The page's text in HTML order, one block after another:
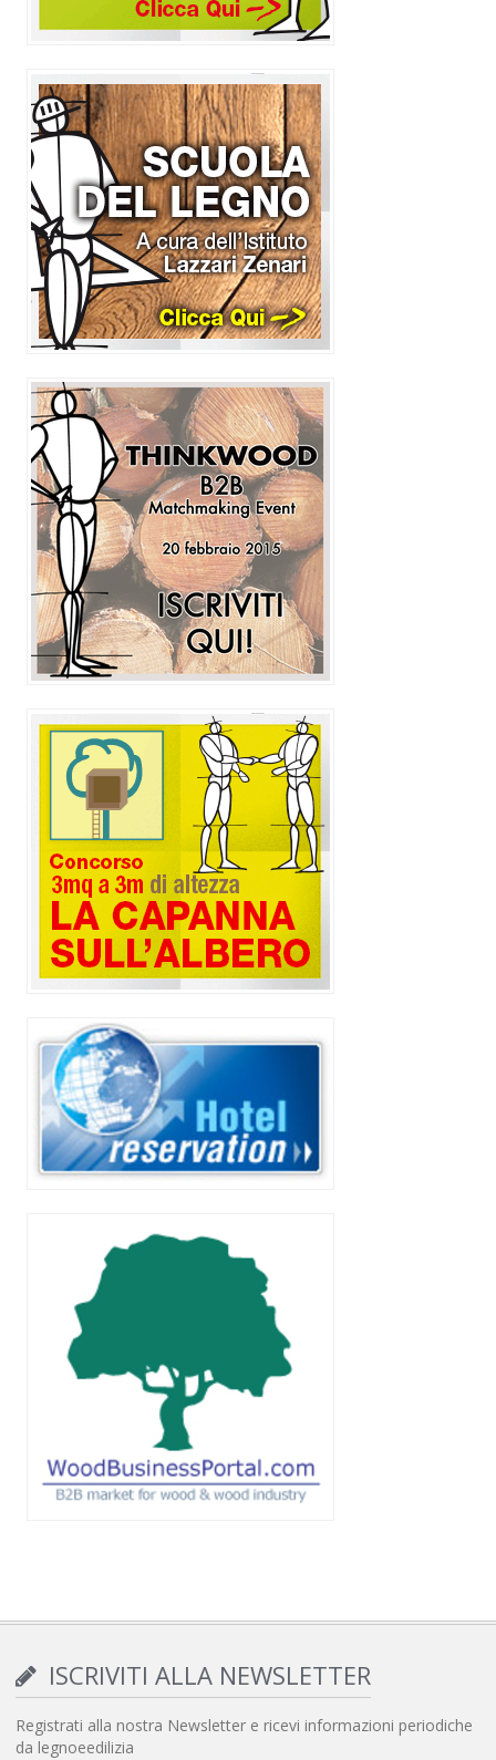
ISCRIVITI ALLA NEWSLETTER
Registrati alla nostra Newsletter e ricevi informazioni periodiche
da legnoeedilizia